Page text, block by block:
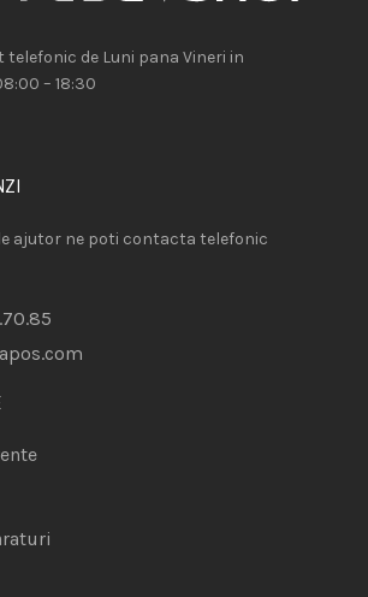
de Luni pana Vineri in
– 18:30
ajutor ne poti contacta telefonic